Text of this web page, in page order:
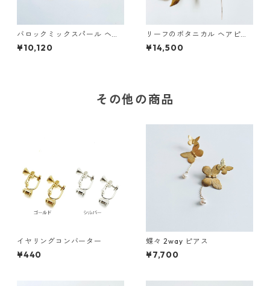
バロックミックスパール ヘア
コーム
¥10,120
リーフのボタニカル ヘアピー
ス&ピンセット
¥14,500
その他の商品
イヤリングコンバーター
¥440
蝶々 2way ピアス
¥7,700